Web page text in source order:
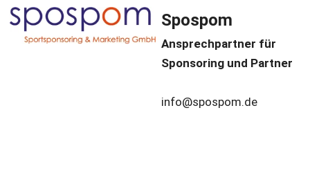
Spospom
Ansprechpartner für
Sponsoring und Partner
info@spospom.de